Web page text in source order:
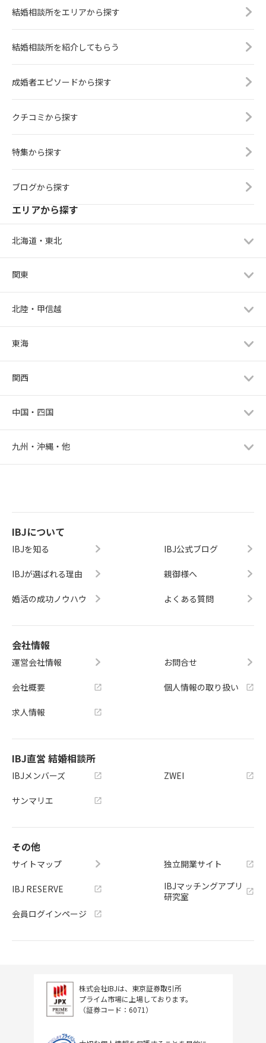
結婚相談所をエリアから探す
結婚相談所を紹介してもらう
成婚者エピソードから探す
クチコミから探す
特集から探す
ブログから探す
エリアから探す
北海道・東北
関東
北陸・甲信越
東海
関西
中国・四国
九州・沖縄・他
IBJについて
IBJを知る
IBJが選ばれる理由
婚活の成功ノウハウ
IBJ公式ブログ
親御様へ
よくある質問
会社情報
運営会社情報
会社概要
求人情報
お問合せ
個人情報の取り扱い
IBJ直営 結婚相談所
IBJメンバーズ
サンマリエ
ZWEI
その他
サイトマップ
IBJ RESERVE
会員ログインページ
独立開業サイト
IBJマッチングアプリ
研究室
株式会社IBJは、東京証券取引所
プライム市場に上場しております。
（証券コード：6071）